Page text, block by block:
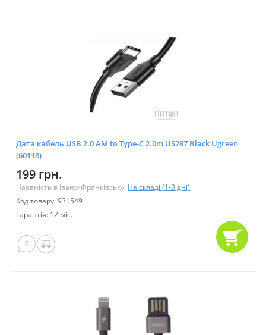
Дата кабель USB 2.0 AM to Type-C 2.0m US287 Black Ugreen
(60118)
199 грн.
Наявність в Івано-Франківську: На складі (1-3 дні)
Код товару: 931549
Гарантія: 12 міс.
0